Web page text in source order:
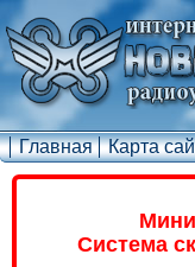
Главная Карта
Система